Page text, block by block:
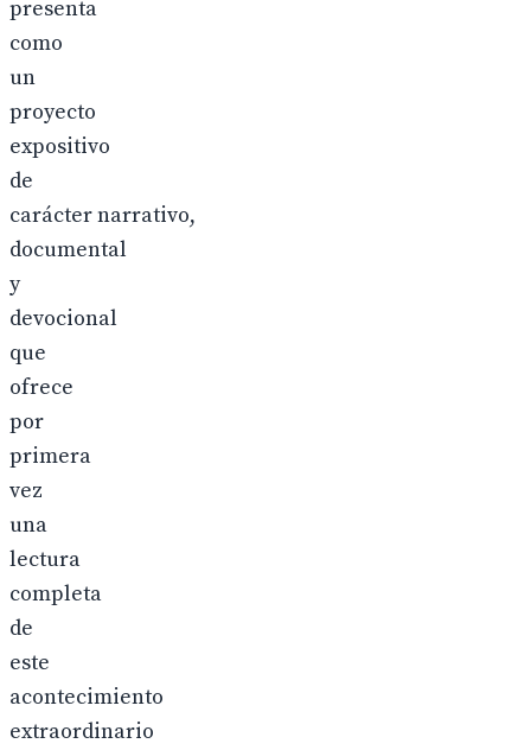
presenta
como
un
proyecto
expositivo
de
carácter narrativo,
documental
y
devocional
que
ofrece
por
primera
vez
una
lectura
completa
de
este
acontecimiento
extraordinario